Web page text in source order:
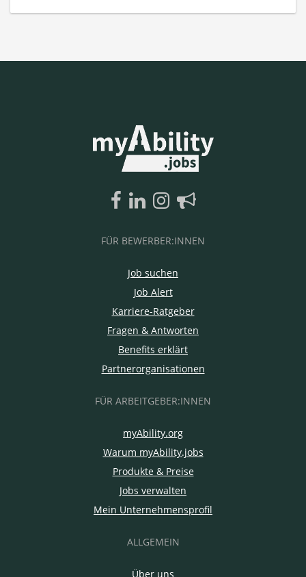
FÜR BEWERBER:INNEN
Job suchen
Job Alert
Karriere-Ratgeber
Fragen & Antworten
Benefits erklärt
Partnerorganisationen
FÜR ARBEITGEBER:INNEN
myAbility.org
Warum myAbility.jobs
Produkte & Preise
Jobs verwalten
Mein Unternehmensprofil
ALLGEMEIN
Über uns